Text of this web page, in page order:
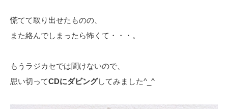
慌てて取り出せたものの、
また絡んでしまったら怖くて・・・。
もうラジカセでは聞けないので、
思い切ってCDにダビングしてみました^_^